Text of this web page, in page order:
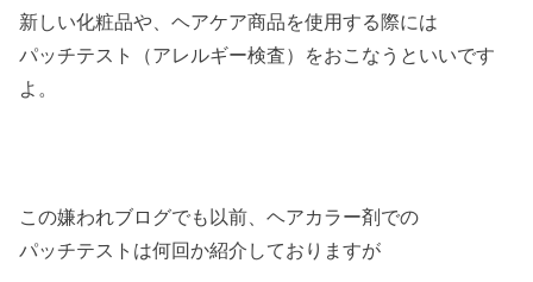
新しい化粧品や、ヘアケア商品を使用する際には
パッチテスト（アレルギー検査）をおこなうといいです
よ。
この嫌われブログでも以前、ヘアカラー剤での
パッチテストは何回か紹介しておりますが